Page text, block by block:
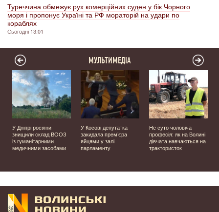
Туреччина обмежує рух комерційних суден у бік Чорного
моря і пропонує Україні та РФ мораторій на удари по
кораблях
Сьогодні 13:01
МУЛЬТИМЕДІА
У Дніпрі росіяни
знищили склад ВООЗ
із гуманітарними
медичними засобами
У Косові депутатка
закидала прем’єра
яйцями у залі
парламенту
Не суто чоловіча
професія: як на Волині
дівчата навчаються на
трактористок